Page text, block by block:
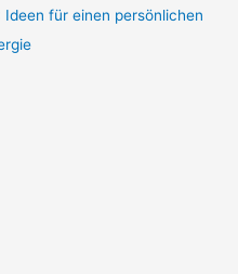
für einen persönlichen